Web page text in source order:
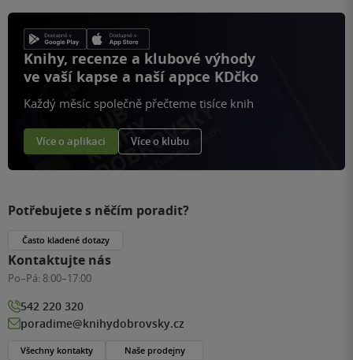
Knihy, recenze a klubové výhody
ve vaší kapse a naší appce KDčko
Každý měsíc společně přečteme tisíce knih
Více o aplikaci Více o klubu
Potřebujete s něčím poradit?
Často kladené dotazy
Kontaktujte nás
Po–Pá: 8:00–17:00
542 220 320
poradime@knihydobrovsky.cz
Všechny kontakty Naše prodejny